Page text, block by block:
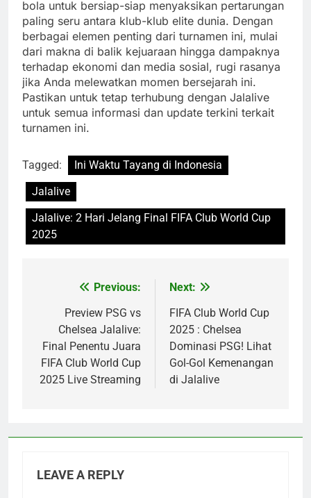
bola untuk bersiap-siap menyaksikan pertarungan
paling seru antara klub-klub elite dunia. Dengan
berbagai elemen penting dari turnamen ini, mulai
dari makna di balik kejuaraan hingga dampaknya
terhadap ekonomi dan media sosial, rugi rasanya
jika Anda melewatkan momen bersejarah ini.
Pastikan untuk tetap terhubung dengan Jalalive
untuk semua informasi dan update terkini terkait
turnamen ini.
Tagged:
Ini Waktu Tayang di Indonesia
Jalalive
Jalalive: 2 Hari Jelang Final FIFA Club World Cup
2025
navigation
Previous:
Preview PSG vs
Chelsea Jalalive:
Final Penentu Juara
FIFA Club World Cup
2025 Live Streaming
Next:
FIFA Club World Cup
2025 : Chelsea
Dominasi PSG! Lihat
Gol-Gol Kemenangan
di Jalalive
LEAVE A REPLY